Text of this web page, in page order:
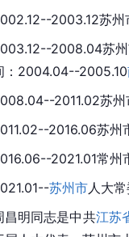
2003.12苏州
2008.04苏州
：2004.04--2005.10
2011.02苏州
2016.06苏州
2021.01常州
苏州市人大
昌明同志是中共江苏